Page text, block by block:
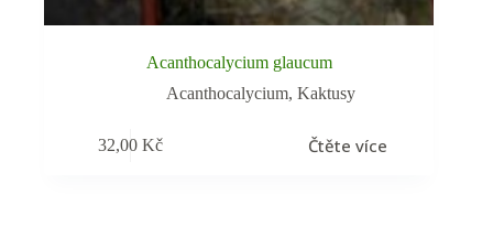
Acanthocalycium glaucum
Acanthocalycium,Kaktusy
32,00Kč Čtěte více